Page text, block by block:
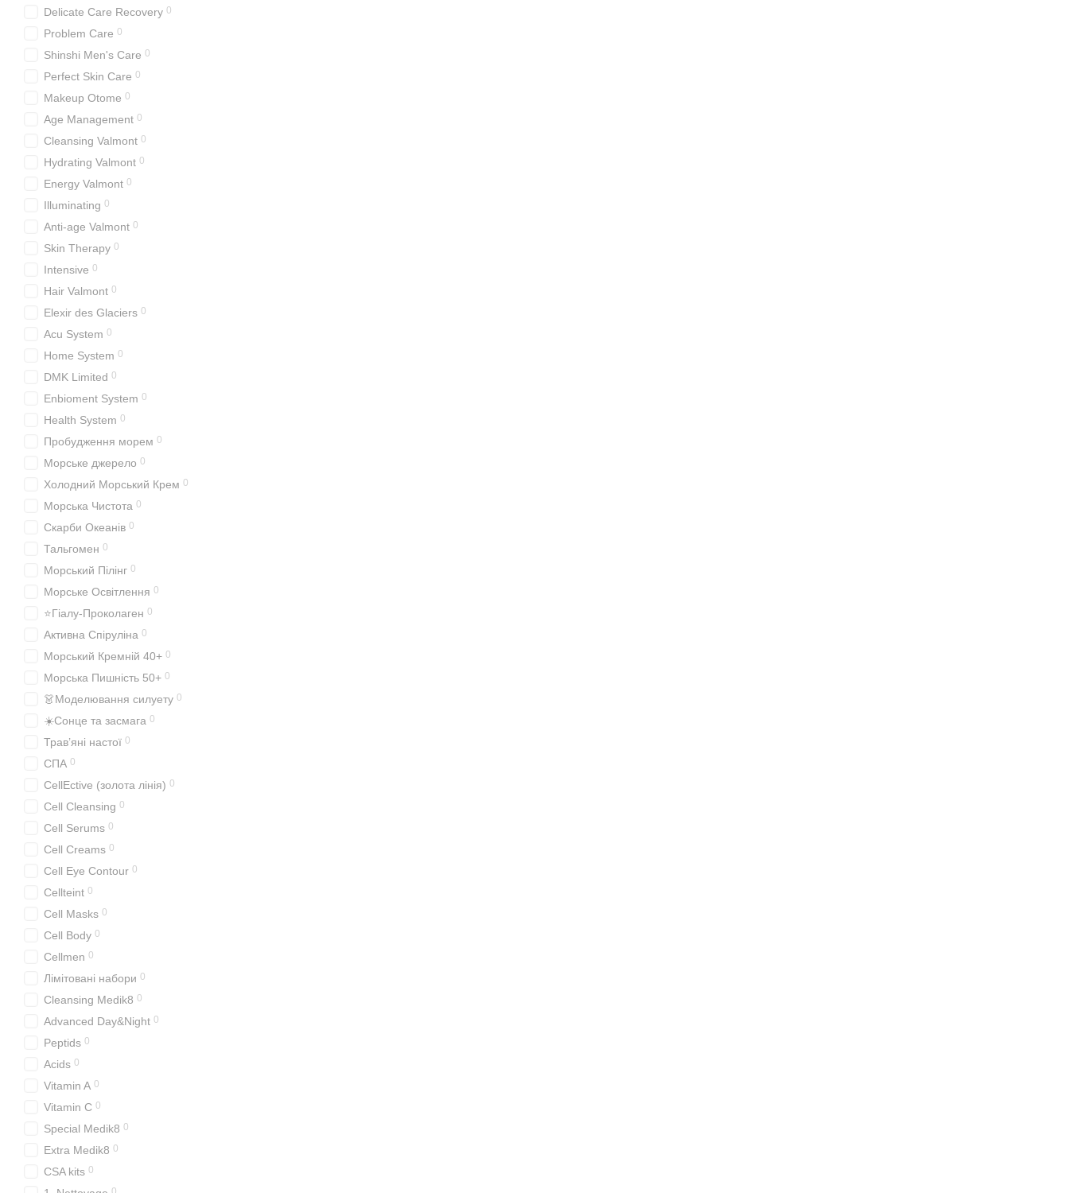
Delicate Care Recovery 0
Problem Care 0
Shinshi Men's Care 0
Perfect Skin Care 0
Makeup Otome 0
Age Management 0
Cleansing Valmont 0
Hydrating Valmont 0
Energy Valmont 0
Illuminating 0
Anti-age Valmont 0
Skin Therapy 0
Intensive 0
Hair Valmont 0
Elexir des Glaciers 0
Acu System 0
Home System 0
DMK Limited 0
Enbioment System 0
Health System 0
Пробудження морем 0
Морське джерело 0
Холодний Морський Крем 0
Морська Чистота 0
Скарби Океанів 0
Тальгомен 0
Морський Пілінг 0
Морське Освітлення 0
⭐Гіалу-Проколаген 0
Активна Спіруліна 0
Морський Кремній 40+ 0
Морська Пишність 50+ 0
👗Моделювання силуету 0
☀️Сонце та засмага 0
Трав’яні настої 0
СПА 0
CellEctive (золота лінія) 0
Cell Cleansing 0
Cell Serums 0
Cell Creams 0
Cell Eye Contour 0
Cellteint 0
Cell Masks 0
Cell Body 0
Cellmen 0
Лімітовані набори 0
Cleansing Medik8 0
Advanced Day&Night 0
Peptids 0
Acids 0
Vitamin A 0
Vitamin C 0
Special Medik8 0
Extra Medik8 0
CSA kits 0